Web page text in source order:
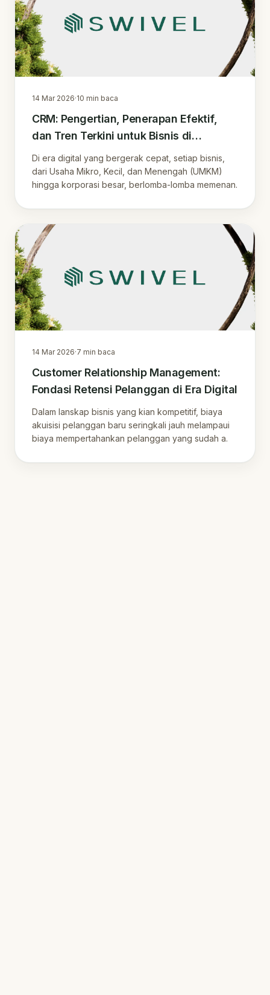
14 Mar 2026·10 min baca
CRM: Pengertian, Penerapan Efektif,
dan Tren Terkini untuk Bisnis di
Indonesia
Di era digital yang bergerak cepat, setiap bisnis,
dari Usaha Mikro, Kecil, dan Menengah (UMKM)
hingga korporasi besar, berlomba-lomba memenan.
14 Mar 2026·7 min baca
Customer Relationship Management:
Fondasi Retensi Pelanggan di Era Digital
Dalam lanskap bisnis yang kian kompetitif, biaya
akuisisi pelanggan baru seringkali jauh melampaui
biaya mempertahankan pelanggan yang sudah a.